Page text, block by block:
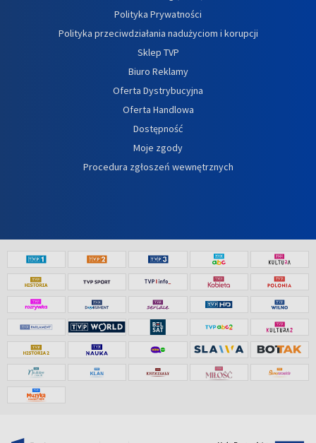
Polityka Prywatności
Polityka przeciwdziałania nadużyciom i korupcji
Sklep TVP
Biuro Reklamy
Oferta Dystrybucyjna
Oferta Handlowa
Dostępność
Moje zgody
Procedura zgłoszeń wewnętrznych